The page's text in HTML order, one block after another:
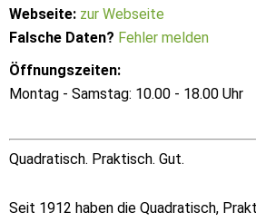
Webseite: zur Webseite
Falsche Daten? Fehler melden
Öffnungszeiten:
Montag - Samstag: 10.00 - 18.00 Uhr
Quadratisch. Praktisch. Gut.
Seit 1912 haben die Quadratisch,